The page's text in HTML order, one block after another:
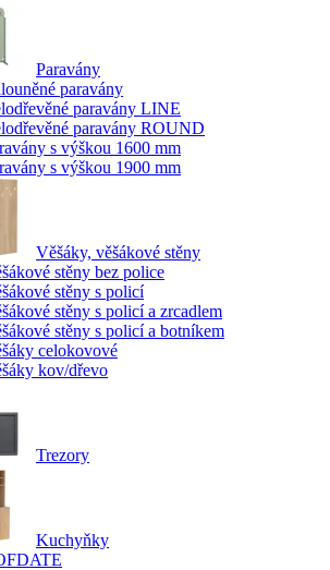
Paravány
paravány
paravány LINE
paravány ROUND
s výškou 1600 mm
s výškou 1900 mm
Věšáky, věšákové stěny
stěny bez police
stěny s policí
stěny s policí a zrcadlem
stěny s policí a botníkem
celokovové
kov/dřevo
Trezory
Kuchyňky